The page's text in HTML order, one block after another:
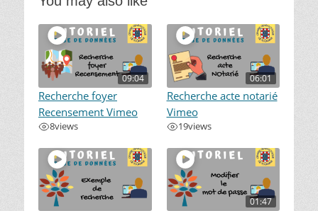
09:04
Recherche foyer
Recensement Vimeo
8views
06:01
Recherche acte notarié
Vimeo
19views
01:47